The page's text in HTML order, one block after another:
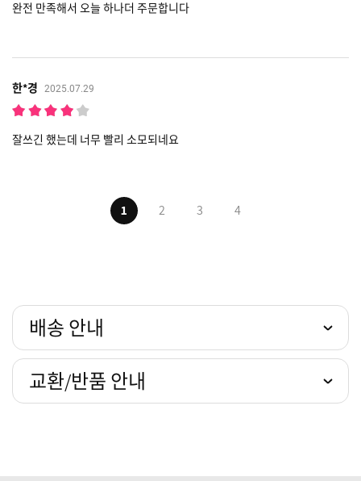
완전 만족해서 오늘 하나더 주문합니다
한*경 2025.07.29
잘쓰긴 했는데 너무 빨리 소모되네요
1 2 3 4
배송 안내
교환/반품 안내